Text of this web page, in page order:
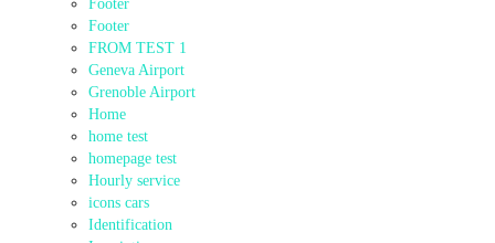
Footer
Footer
FROM TEST 1
Geneva Airport
Grenoble Airport
Home
home test
homepage test
Hourly service
icons cars
Identification